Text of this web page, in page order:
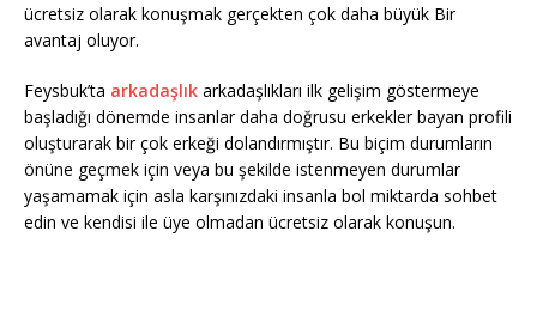
ücretsiz olarak konuşmak gerçekten çok daha büyük Bir
avantaj oluyor.
Feysbuk’ta arkadaşlık arkadaşlıkları ilk gelişim göstermeye
başladığı dönemde insanlar daha doğrusu erkekler bayan profili
oluşturarak bir çok erkeği dolandırmıştır. Bu biçim durumların
önüne geçmek için veya bu şekilde istenmeyen durumlar
yaşamamak için asla karşınızdaki insanla bol miktarda sohbet
edin ve kendisi ile üye olmadan ücretsiz olarak konuşun.